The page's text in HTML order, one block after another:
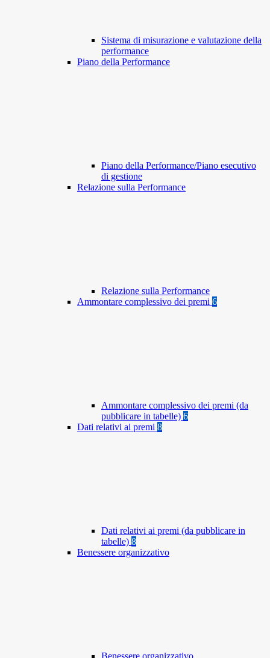
Sistema di misurazione e valutazione della
performance
Piano della Performance
Piano della Performance/Piano esecutivo
di gestione
Relazione sulla Performance
Relazione sulla Performance
Ammontare complessivo dei premi 6
Ammontare complessivo dei premi (da
pubblicare in tabelle) 6
Dati relativi ai premi 8
Dati relativi ai premi (da pubblicare in
tabelle) 8
Benessere organizzativo